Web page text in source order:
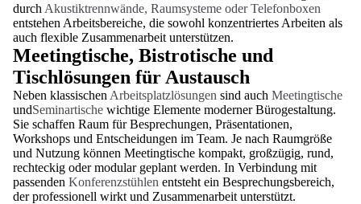
durch Akustiktrennwände, Raumsysteme oder Telefonboxen
entstehen Arbeitsbereiche, die sowohl konzentriertes Arbeiten als
auch flexible Zusammenarbeit unterstützen.
Meetingtische, Bistrotische und
Tischlösungen für Austausch
Neben klassischen Arbeitsplatzlösungen sind auch Meetingtische
undSeminartische wichtige Elemente moderner Bürogestaltung.
Sie schaffen Raum für Besprechungen, Präsentationen,
Workshops und Entscheidungen im Team. Je nach Raumgröße
und Nutzung können Meetingtische kompakt, großzügig, rund,
rechteckig oder modular geplant werden. In Verbindung mit
passenden Konferenzstühlen entsteht ein Besprechungsbereich,
der professionell wirkt und Zusammenarbeit unterstützt.